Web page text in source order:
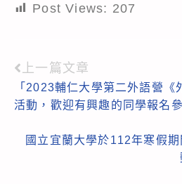
Post Views: 207
Read
more
上一篇文章
「2023輔仁大學第二外語營《
活動，歡迎有興趣的同學報名
國立宜蘭大學於112年寒假